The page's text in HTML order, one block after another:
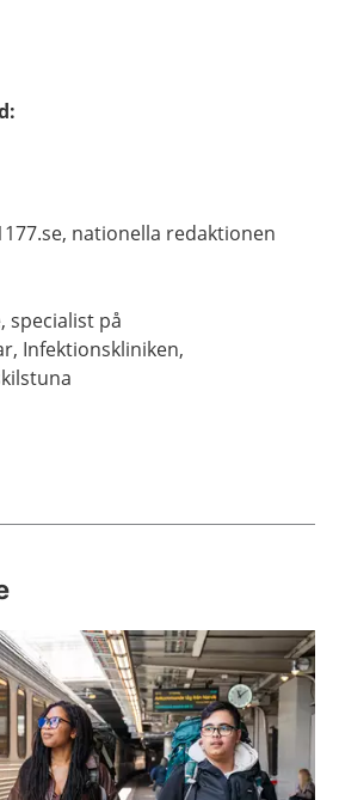
:
nationella redaktionen
specialist på
Infektionskliniken,